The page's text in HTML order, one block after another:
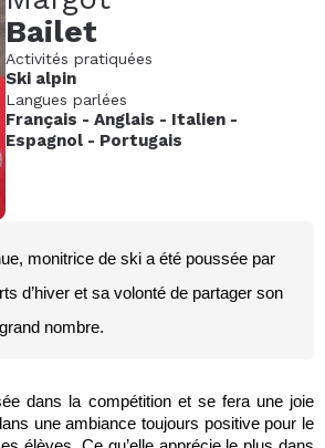
Bailet
Activités pratiquées
Ski alpin
Langues parlées
Français -Anglais - Italien -
Espagnol - Portugais
monitrice de ski a été poussée par
d’hiver et sa volonté de partager son
nombre.
dans la compétition et se fera une joie
une ambiance toujours positive pour le